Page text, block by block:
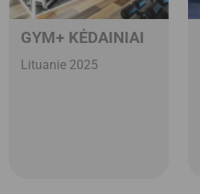
GYM+ KĖDAINIAI
Lituanie 2025